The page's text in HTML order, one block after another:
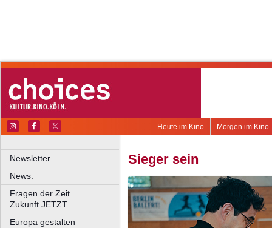
Morgen im Kino
Heute im Kino
Newsletter.
News.
Fragen der Zeit
Zukunft JETZT
Europa gestalten
Sieger sein